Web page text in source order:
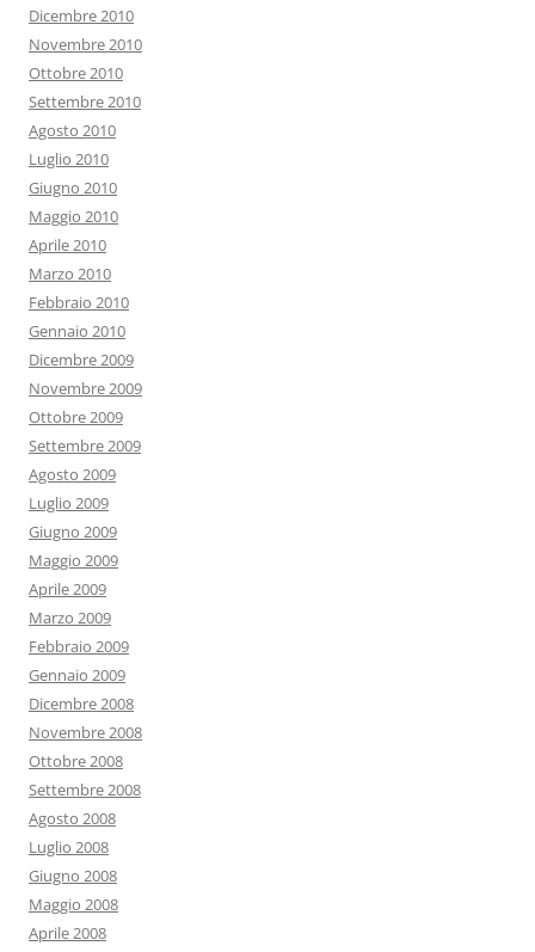
Dicembre 2010
Novembre 2010
Ottobre 2010
Settembre 2010
Agosto 2010
Luglio 2010
Giugno 2010
Maggio 2010
Aprile 2010
Marzo 2010
Febbraio 2010
Gennaio 2010
Dicembre 2009
Novembre 2009
Ottobre 2009
Settembre 2009
Agosto 2009
Luglio 2009
Giugno 2009
Maggio 2009
Aprile 2009
Marzo 2009
Febbraio 2009
Gennaio 2009
Dicembre 2008
Novembre 2008
Ottobre 2008
Settembre 2008
Agosto 2008
Luglio 2008
Giugno 2008
Maggio 2008
Aprile 2008